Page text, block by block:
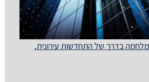
מלחמה בדרך של התחדשות עירונית,